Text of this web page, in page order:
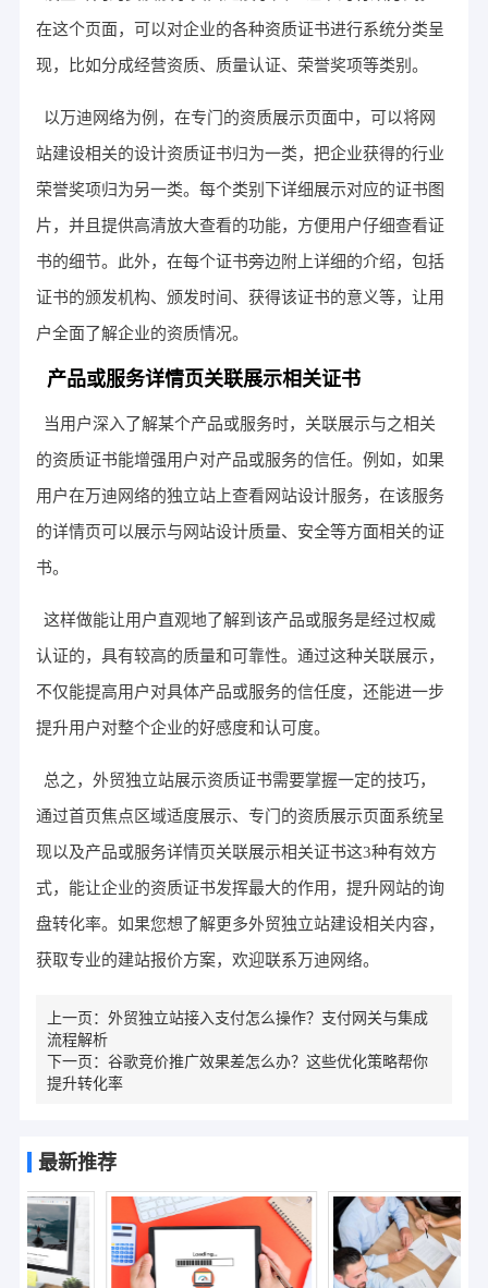
在这个页面，可以对企业的各种资质证书进行系统分类呈
现，比如分成经营资质、质量认证、荣誉奖项等类别。
以万迪网络为例，在专门的资质展示页面中，可以将网
站建设相关的设计资质证书归为一类，把企业获得的行业
荣誉奖项归为另一类。每个类别下详细展示对应的证书图
片，并且提供高清放大查看的功能，方便用户仔细查看证
书的细节。此外，在每个证书旁边附上详细的介绍，包括
证书的颁发机构、颁发时间、获得该证书的意义等，让用
户全面了解企业的资质情况。
产品或服务详情页关联展示相关证书
当用户深入了解某个产品或服务时，关联展示与之相关
的资质证书能增强用户对产品或服务的信任。例如，如果
用户在万迪网络的独立站上查看网站设计服务，在该服务
的详情页可以展示与网站设计质量、安全等方面相关的证
书。
这样做能让用户直观地了解到该产品或服务是经过权威
认证的，具有较高的质量和可靠性。通过这种关联展示，
不仅能提高用户对具体产品或服务的信任度，还能进一步
提升用户对整个企业的好感度和认可度。
总之，外贸独立站展示资质证书需要掌握一定的技巧，
通过首页焦点区域适度展示、专门的资质展示页面系统呈
现以及产品或服务详情页关联展示相关证书这3种有效方
式，能让企业的资质证书发挥最大的作用，提升网站的询
盘转化率。如果您想了解更多外贸独立站建设相关内容，
获取专业的建站报价方案，欢迎联系万迪网络。
上一页： 外贸独立站接入支付怎么操作？支付网关与集成
流程解析
下一页： 谷歌竞价推广效果差怎么办？这些优化策略帮你
提升转化率
最新推荐